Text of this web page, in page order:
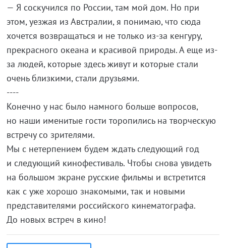
— Я соскучился по России, там мой дом. Но при
этом, уезжая из Австралии, я понимаю, что сюда
хочется возвращаться и не только из-за кенгуру,
прекрасного океана и красивой природы. А еще из-
за людей, которые здесь живут и которые стали
очень близкими, стали друзьями.
----
Конечно у нас было намного больше вопросов,
но наши именитые гости торопились на творческую
встречу со зрителями.
Мы с нетерпением будем ждать следующий год
и следующий кинофестиваль. Чтобы снова увидеть
на большом экране русские фильмы и встретится
как с уже хорошо знакомыми, так и новыми
представителями российского кинематографа.
До новых встреч в кино!